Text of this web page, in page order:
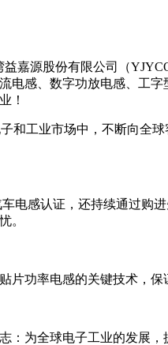
嘉源股份有限公司（
感、数字功放电感、工
！
和工业市场中，不断向全
电感认证，还持续通过购
。
功率电感的关键技术，保
为全球电子工业的发展